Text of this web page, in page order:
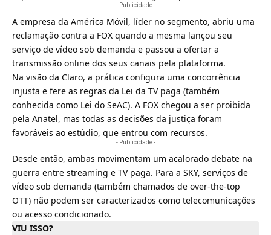
- Publicidade -
A empresa da América Móvil, líder no segmento, abriu uma
reclamação contra a FOX quando a mesma lançou seu
serviço de vídeo sob demanda e passou a ofertar a
transmissão online dos seus canais pela plataforma.
Na visão da Claro, a prática configura uma concorrência
injusta e fere as regras da Lei da TV paga (também
conhecida como Lei do SeAC). A FOX chegou a ser proibida
pela Anatel, mas todas as decisões da justiça foram
favoráveis ao estúdio, que entrou com recursos.
- Publicidade -
Desde então, ambas movimentam um acalorado debate na
guerra entre streaming e TV paga. Para a SKY, serviços de
vídeo sob demanda (também chamados de over-the-top
OTT) não podem ser caracterizados como telecomunicações
ou acesso condicionado.
VIU ISSO?